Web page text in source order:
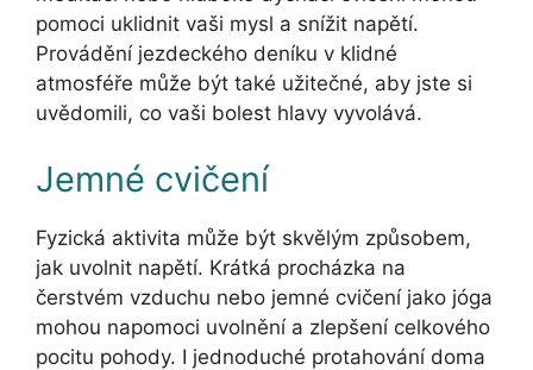
pomoci uklidnit vaši mysl a snížit napětí.
Provádění jezdeckého deníku v klidné
atmosféře může být také užitečné, aby jste si
uvědomili, co vaši bolest hlavy vyvolává.
Jemné cvičení
Fyzická aktivita může být skvělým způsobem,
jak uvolnit napětí. Krátká procházka na
čerstvém vzduchu nebo jemné cvičení jako jóga
mohou napomoci uvolnění a zlepšení celkového
pocitu pohody. I jednoduché protahování doma